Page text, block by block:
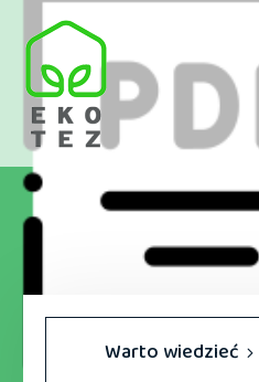
Warto wiedzieć